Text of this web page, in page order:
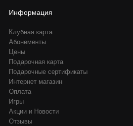
Информация
Клубная карта
Абонементы
Цены
Подарочная карта
Подарочные сертификаты
Интернет магазин
Оплата
Игры
Акции и Новости
Отзывы